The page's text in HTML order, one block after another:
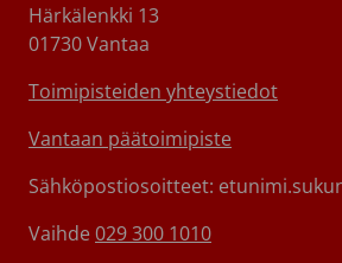
Härkälenkki 13
01730 Vantaa
Toimipisteiden yhteystiedot
Vantaan päätoimipiste
Sähköpostiosoitteet:
Vaihde 029 300 1010